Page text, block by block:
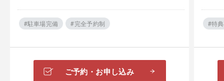
#駐車場完備 #完全予約制
ご予約・お申し込み
#特